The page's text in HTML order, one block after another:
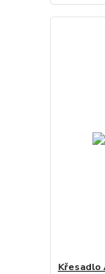
Křesadlo